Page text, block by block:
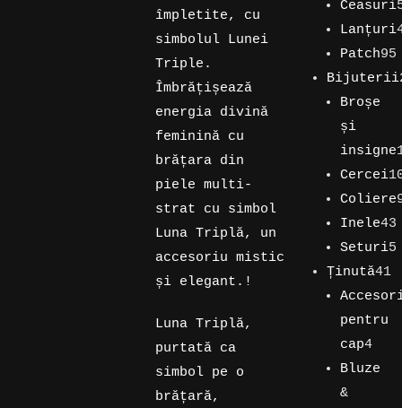
împletite, cu
simbolul Lunei
Triple.
Îmbrățișează
energia divină
feminină cu
brățara din
piele multi-
strat cu simbol
Luna Triplă, un
accesoriu mistic
și elegant.!
Luna Triplă,
purtată ca
simbol pe o
brățară,
produse
de
produse
1
produs
Ceasuri
5
produse
Lanțuri
4
produse
Patch95
95
de
produse
Bijuterii
254
de
produse
Broșe
și
insigne
11
produse
Cercei
109
produse
Coliere
95
de
produse
Inele43
43
de
produse
Seturi5
5
produse
Ținută41
41
de
produse
pentru
cap44
Bluze
&